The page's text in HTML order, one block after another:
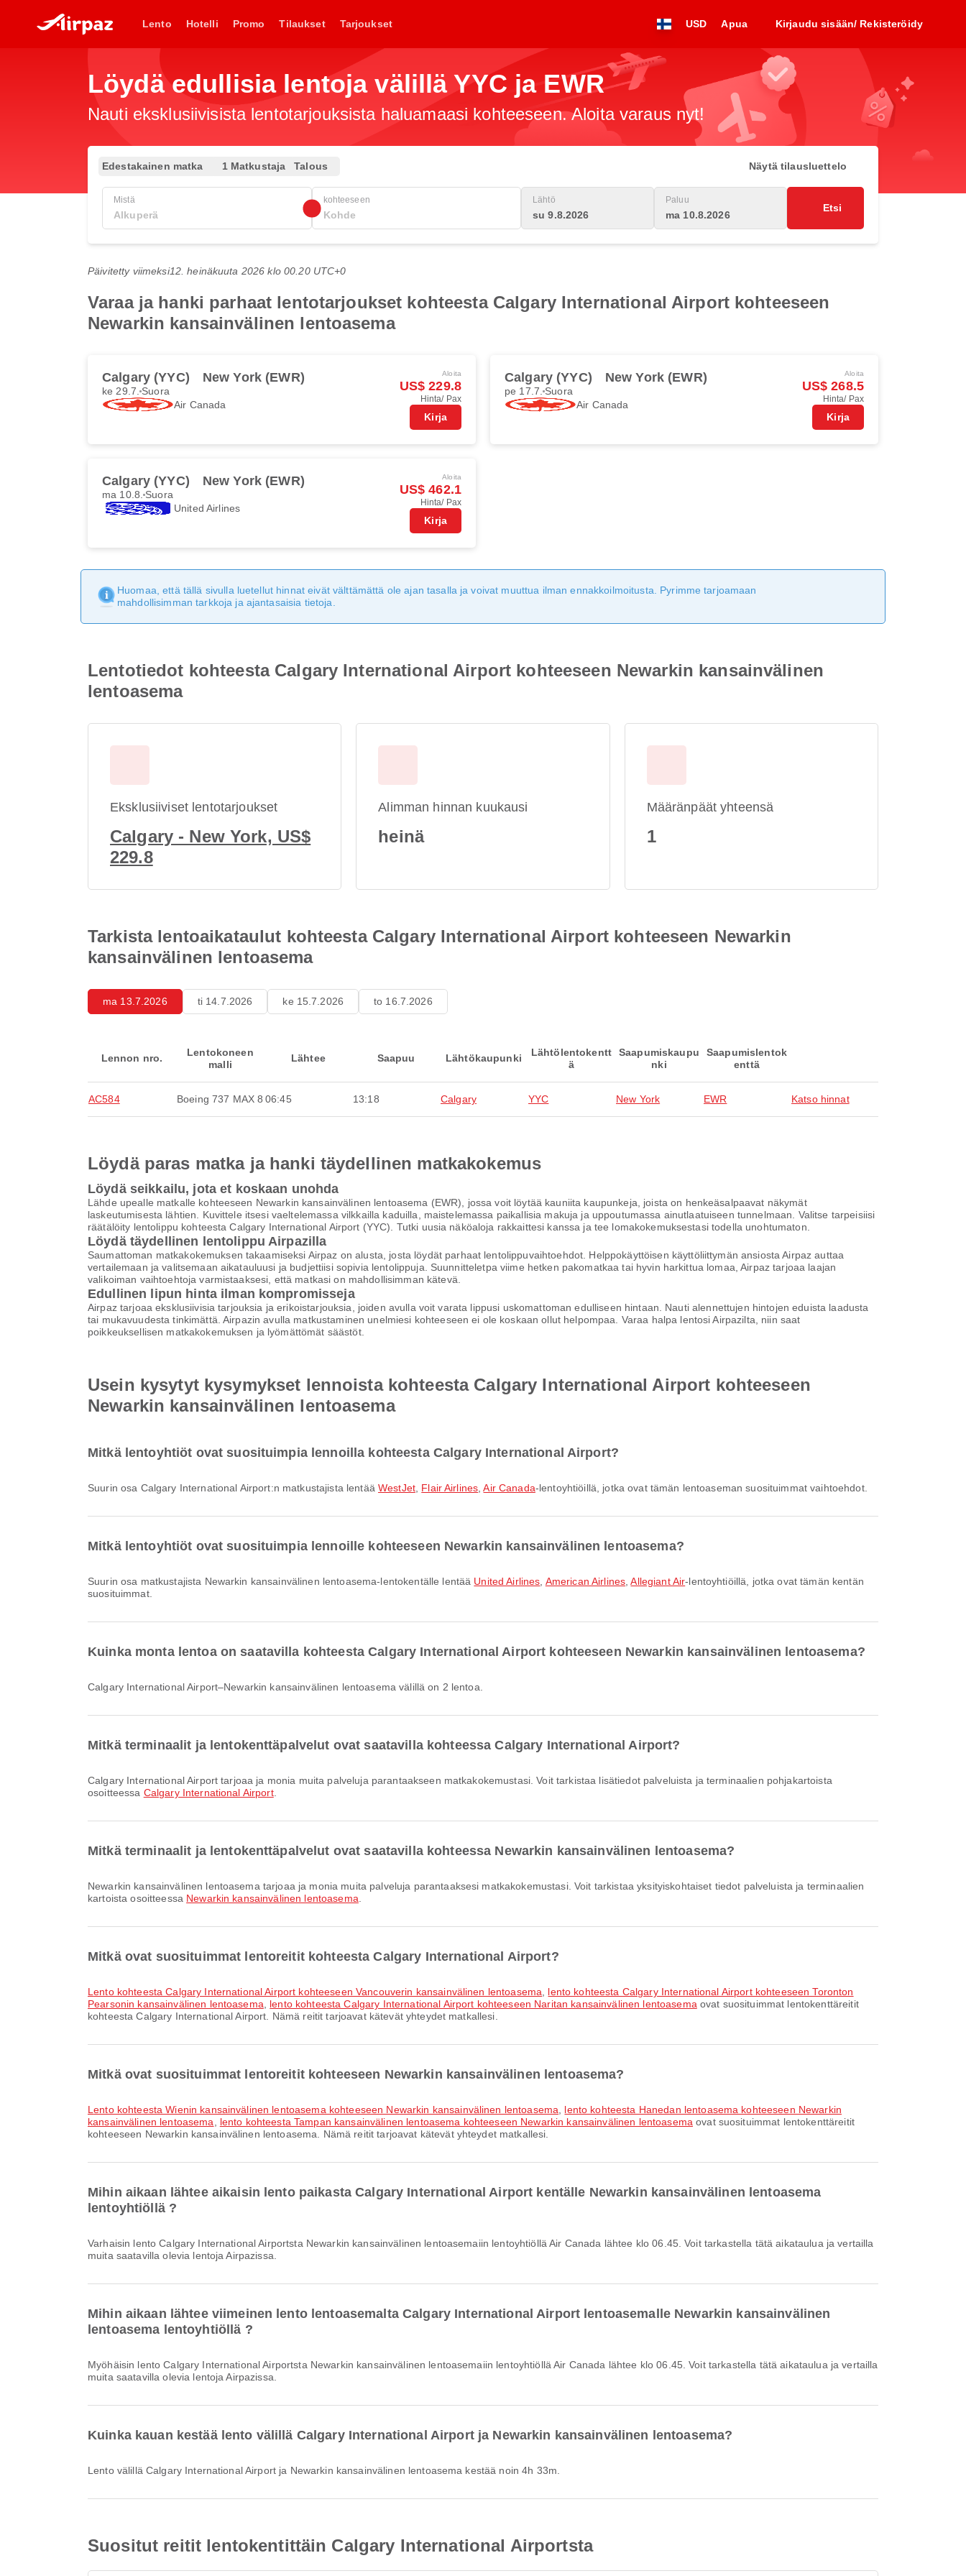
Lento Hotelli Promo Tilaukset Tarjoukset USD Apua Kirjaudu sisään/ Rekisteröidy
Löydä edullisia lentoja välillä YYC ja EWR
Nauti eksklusiivisista lentotarjouksista haluamaasi kohteeseen. Aloita varaus nyt!
Edestakainen matka 1 Matkustaja Talous Näytä tilausluettelo
Mistä kohteeseen Lähtö
su 9.8.2026
Paluu
ma 10.8.2026
Etsi
Päivitetty viimeksi12. heinäkuuta 2026 klo 00.20 UTC+0
Varaa ja hanki parhaat lentotarjoukset kohteesta Calgary International Airport kohteeseen
Newarkin kansainvälinen lentoasema
Calgary (YYC) New York (EWR)
ke 29.7. Suora
Air Canada
Aloita
US$ 229.8
Hinta/ Pax
Kirja
Calgary (YYC) New York (EWR)
pe 17.7. Suora
Air Canada
Aloita
US$ 268.5
Hinta/ Pax
Kirja
Calgary (YYC) New York (EWR)
ma 10.8. Suora
United Airlines
Aloita
US$ 462.1
Hinta/ Pax
Kirja
Huomaa, että tällä sivulla luetellut hinnat eivät välttämättä ole ajan tasalla ja voivat muuttua ilman ennakkoilmoitusta. Pyrimme tarjoamaan
mahdollisimman tarkkoja ja ajantasaisia tietoja.
Lentotiedot kohteesta Calgary International Airport kohteeseen Newarkin kansainvälinen
lentoasema
Eksklusiiviset lentotarjoukset
Calgary - New York, US$
229.8
Alimman hinnan kuukausi
heinä
Määränpäät yhteensä
1
Tarkista lentoaikataulut kohteesta Calgary International Airport kohteeseen Newarkin
kansainvälinen lentoasema
ma 13.7.2026 ti 14.7.2026 ke 15.7.2026 to 16.7.2026
Lennon nro.
Lentokoneen
malli
Lähtee Saapuu Lähtökaupunki
Lähtölentokentt
ä
Saapumiskaupu
nki
Saapumislentok
enttä
AC584 Boeing 737 MAX 8 06:45 13:18 Calgary YYC New York EWR Katso hinnat
Löydä paras matka ja hanki täydellinen matkakokemus
Löydä seikkailu, jota et koskaan unohda
Lähde upealle matkalle kohteeseen Newarkin kansainvälinen lentoasema (EWR), jossa voit löytää kauniita kaupunkeja, joista on henkeäsalpaavat näkymät
laskeutumisesta lähtien. Kuvittele itsesi vaeltelemassa vilkkailla kaduilla, maistelemassa paikallisia makuja ja uppoutumassa ainutlaatuiseen tunnelmaan. Valitse tarpeisiisi
räätälöity lentolippu kohteesta Calgary International Airport (YYC). Tutki uusia näköaloja rakkaittesi kanssa ja tee lomakokemuksestasi todella unohtumaton.
Löydä täydellinen lentolippu Airpazilla
Saumattoman matkakokemuksen takaamiseksi Airpaz on alusta, josta löydät parhaat lentolippuvaihtoehdot. Helppokäyttöisen käyttöliittymän ansiosta Airpaz auttaa
vertailemaan ja valitsemaan aikatauluusi ja budjettiisi sopivia lentolippuja. Suunnitteletpa viime hetken pakomatkaa tai hyvin harkittua lomaa, Airpaz tarjoaa laajan
valikoiman vaihtoehtoja varmistaaksesi, että matkasi on mahdollisimman kätevä.
Edullinen lipun hinta ilman kompromisseja
Airpaz tarjoaa eksklusiivisia tarjouksia ja erikoistarjouksia, joiden avulla voit varata lippusi uskomattoman edulliseen hintaan. Nauti alennettujen hintojen eduista laadusta
tai mukavuudesta tinkimättä. Airpazin avulla matkustaminen unelmiesi kohteeseen ei ole koskaan ollut helpompaa. Varaa halpa lentosi Airpazilta, niin saat
poikkeuksellisen matkakokemuksen ja lyömättömät säästöt.
Usein kysytyt kysymykset lennoista kohteesta Calgary International Airport kohteeseen
Newarkin kansainvälinen lentoasema
Mitkä lentoyhtiöt ovat suosituimpia lennoilla kohteesta Calgary International Airport?
Suurin osa Calgary International Airport:n matkustajista lentää WestJet, Flair Airlines ,Air Canada-lentoyhtiöillä, jotka ovat tämän lentoaseman suosituimmat vaihtoehdot.
Mitkä lentoyhtiöt ovat suosituimpia lennoille kohteeseen Newarkin kansainvälinen lentoasema?
Suurin osa matkustajista Newarkin kansainvälinen lentoasema-lentokentälle lentää United Airlines American Airlines ,Allegiant Air-lentoyhtiöillä, jotka ovat tämän kentän
suosituimmat.
Kuinka monta lentoa on saatavilla kohteesta Calgary International Airport kohteeseen Newarkin kansainvälinen lentoasema?
Calgary International Airport–Newarkin kansainvälinen lentoasema välillä on 2 lentoa.
Mitkä terminaalit ja lentokenttäpalvelut ovat saatavilla kohteessa Calgary International Airport?
Calgary International Airport tarjoaa ja monia muita palveluja parantaakseen matkakokemustasi. Voit tarkistaa lisätiedot palveluista ja terminaalien pohjakartoista
osoitteessa Calgary International Airport.
Mitkä terminaalit ja lentokenttäpalvelut ovat saatavilla kohteessa Newarkin kansainvälinen lentoasema?
Newarkin kansainvälinen lentoasema tarjoaa ja monia muita palveluja parantaaksesi matkakokemustasi. Voit tarkistaa yksityiskohtaiset tiedot palveluista ja terminaalien
kartoista osoitteessa Newarkin kansainvälinen lentoasema
Mitkä ovat suosituimmat lentoreitit kohteesta Calgary International Airport?
lento kohteesta Calgary International Airport kohteeseen Vancouverin kansainvälinen lentoasema
lento kohteesta Calgary International Airport kohteeseen Toronton
Pearsonin kansainvälinen lentoasema
lento kohteesta Calgary International Airport kohteeseen Naritan kansainvälinen lentoasema ovat suosituimmat lentokenttäreitit
kohteesta Calgary International Airport. Nämä reitit tarjoavat kätevät yhteydet matkallesi.
Mitkä ovat suosituimmat lentoreitit kohteeseen Newarkin kansainvälinen lentoasema?
lento kohteesta Wienin kansainvälinen lentoasema kohteeseen Newarkin kansainvälinen lentoasema
lento kohteesta Hanedan lentoasema kohteeseen Newarkin
kansainvälinen lentoasema
lento kohteesta Tampan kansainvälinen lentoasema kohteeseen Newarkin kansainvälinen lentoasema ovat suosituimmat lentokenttäreitit
kohteeseen Newarkin kansainvälinen lentoasema. Nämä reitit tarjoavat kätevät yhteydet matkallesi.
Mihin aikaan lähtee aikaisin lento paikasta Calgary International Airport kentälle Newarkin kansainvälinen lentoasema
lentoyhtiöllä ?
Varhaisin lento Calgary International Airportsta Newarkin kansainvälinen lentoasemaiin lentoyhtiöllä Air Canada lähtee klo 06.45. Voit tarkastella tätä aikataulua ja vertailla
muita saatavilla olevia lentoja Airpazissa.
Mihin aikaan lähtee viimeinen lento lentoasemalta Calgary International Airport lentoasemalle Newarkin kansainvälinen
lentoasema lentoyhtiöllä ?
Myöhäisin lento Calgary International Airportsta Newarkin kansainvälinen lentoasemaiin lentoyhtiöllä Air Canada lähtee klo 06.45. Voit tarkastella tätä aikataulua ja vertailla
muita saatavilla olevia lentoja Airpazissa.
Kuinka kauan kestää lento välillä Calgary International Airport ja Newarkin kansainvälinen lentoasema?
Lento välillä Calgary International Airport ja Newarkin kansainvälinen lentoasema kestää noin 4h 33m.
Suositut reitit lentokentittäin Calgary International Airportsta